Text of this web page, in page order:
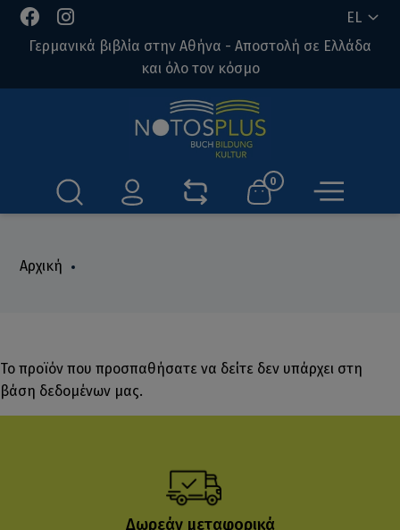
EL
Γερμανικά βιβλία στην Αθήνα - Αποστολή σε Ελλάδα
και όλο τον κόσμο
0
Αρχική
Το προϊόν που προσπαθήσατε να δείτε δεν υπάρχει στη
βάση δεδομένων μας.
Δωρεάν μεταφορικά